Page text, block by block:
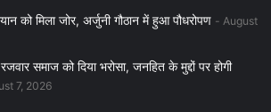
को मिला जोर, अर्जुनी गौठान में हुआ पौधरोपण
August
समाज को दिया भरोसा, जनहित के मुद्दों पर होगी
7, 2026